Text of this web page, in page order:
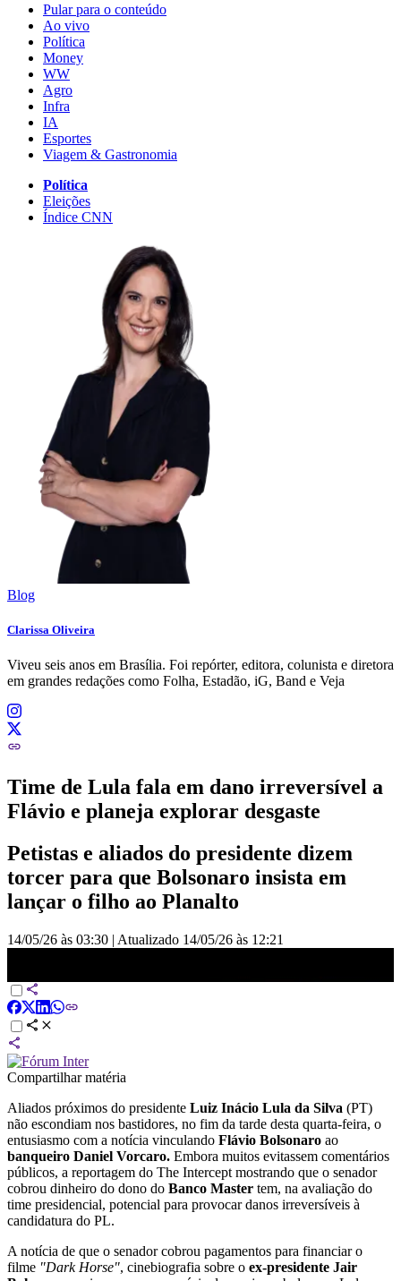
Pular para o conteúdo
Ao vivo
Política
Money
WW
Agro
Infra
IA
Esportes
Viagem & Gastronomia
Política
Eleições
Índice CNN
Blog
Clarissa Oliveira
Viveu seis anos em Brasília. Foi repórter, editora, colunista e diretora
em grandes redações como Folha, Estadão, iG, Band e Veja
Time de Lula fala em dano irreversível a
Flávio e planeja explorar desgaste
Petistas e aliados do presidente dizem
torcer para que Bolsonaro insista em
lançar o filho ao Planalto
14/05/26 às 03:30 | Atualizado 14/05/26 às 12:21
Compartilhar matéria
Aliados próximos do presidente Luiz Inácio Lula da Silva (PT)
não escondiam nos bastidores, no fim da tarde desta quarta-feira, o
entusiasmo com a notícia vinculando Flávio Bolsonaro ao
banqueiro Daniel Vorcaro. Embora muitos evitassem comentários
públicos, a reportagem do The Intercept mostrando que o senador
cobrou dinheiro do dono do Banco Master tem, na avaliação do
time presidencial, potencial para provocar danos irreversíveis à
candidatura do PL.
A notícia de que o senador cobrou pagamentos para financiar o
filme "Dark Horse", cinebiografia sobre o ex-presidente Jair